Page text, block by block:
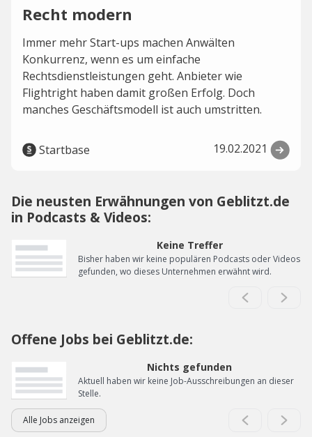
Recht modern
Immer mehr Start-ups machen Anwälten
Konkurrenz, wenn es um einfache
Rechtsdienstleistungen geht. Anbieter wie
Flightright haben damit großen Erfolg. Doch
manches Geschäftsmodell ist auch umstritten.
Startbase 19.02.2021
Die neusten Erwähnungen von Geblitzt.de
in Podcasts & Videos:
Keine Treffer
Bisher haben wir keine populären Podcasts oder Videos
gefunden, wo dieses Unternehmen erwähnt wird.
Offene Jobs bei Geblitzt.de:
Nichts gefunden
Aktuell haben wir keine Job-Ausschreibungen an dieser
Stelle.
Alle Jobs anzeigen